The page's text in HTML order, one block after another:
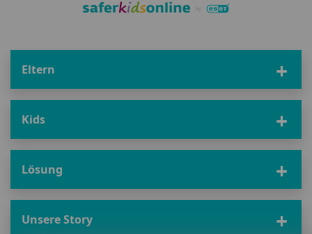
Eltern
Kids
Lösung
Unsere Story